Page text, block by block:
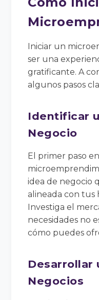
Iniciar un
ser una
gratificante. A
algunos pasos
Identificar
Negocio
El primer paso
idea de negocio
alineada con tus
Investiga el
necesidades no
cómo puedes
Desarrollar
Negocios